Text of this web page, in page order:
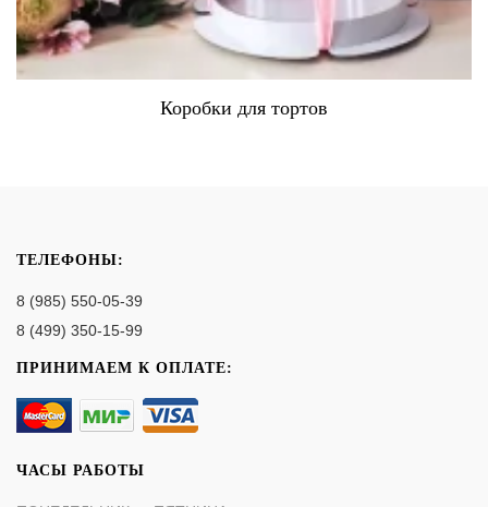
Коробки для тортов
ТЕЛЕФОНЫ:
8 (985) 550-05-39
8 (499) 350-15-99
ПРИНИМАЕМ К ОПЛАТЕ:
ЧАСЫ РАБОТЫ